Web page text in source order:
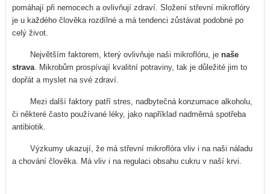
pomáhají při nemocech a ovlivňují zdraví. Složení střevní mikroflóry
je u každého člověka rozdílné a má tendenci zůstávat podobné po
celý život.
Největším faktorem, který ovlivňuje naši mikroflóru, je naše
strava . Mikrobům prospívají kvalitní potraviny, tak je důležité jim to
dopřát a myslet na své zdraví.
Mezi další faktory patří stres, nadbytečná konzumace alkoholu,
či některé často používané léky, jako například nadměrná spotřeba
antibiotik.
Výzkumy ukazují, že má střevní mikroflóra vliv i na naši náladu
a chování člověka. Má vliv i na regulaci obsahu cukru v naší krvi.